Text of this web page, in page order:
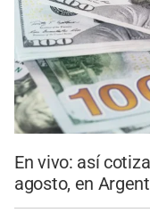
En vivo: así
agosto, en